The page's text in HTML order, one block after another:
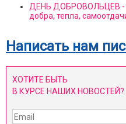
ДЕНЬ ДОБРОВОЛЬЦЕВ -
добра, тепла,
Написать нам
ХОТИТЕ БЫТЬ
В КУРСЕ НАШИХ НОВОСТЕЙ?